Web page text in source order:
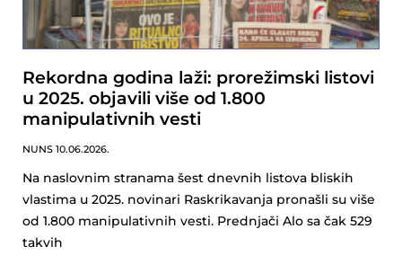
Rekordna godina laži: prorežimski listovi
u 2025. objavili više od 1.800
manipulativnih vesti
NUNS 10.06.2026.
Na naslovnim stranama šest dnevnih listova bliskih
vlastima u 2025. novinari Raskrikavanja pronašli su više
od 1.800 manipulativnih vesti. Prednjači Alo sa čak 529
takvih